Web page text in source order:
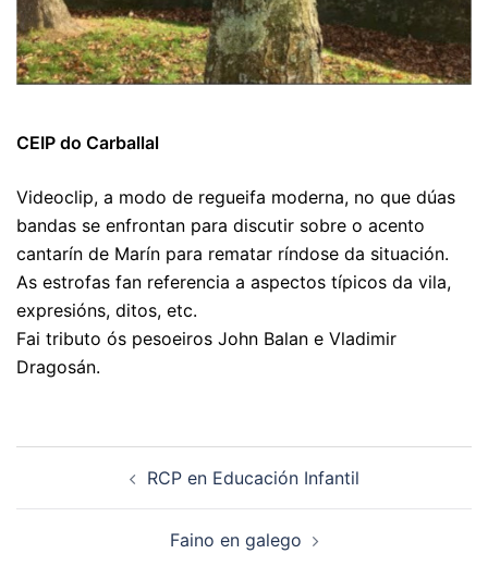
CEIP do Carballal
Videoclip, a modo de regueifa moderna, no que dúas
bandas se enfrontan para discutir sobre o acento
cantarín de Marín para rematar ríndose da situación.
As estrofas fan referencia a aspectos típicos da vila,
expresións, ditos, etc.
Fai tributo ós pesoeiros John Balan e Vladimir
Dragosán.
RCP en Educación Infantil
Faino en galego